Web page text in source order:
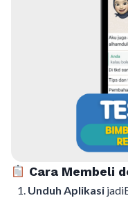
Cara Membeli
Unduh Aplikasi